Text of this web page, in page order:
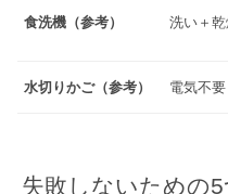
食洗機（参考） 洗い＋
水切りかご（参考） 電気不
失敗しないための